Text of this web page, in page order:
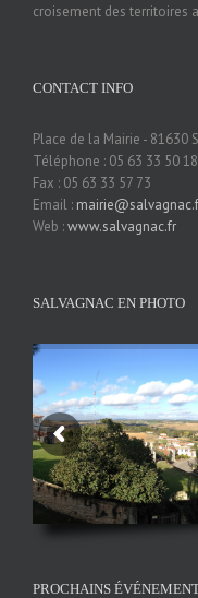
croisement des territoires
CONTACT INFO
Place de la Mairie - 81630
Téléphone : 05 63 33 50 18
Fax : 05 63 33 57 73
Email :
Web :www.salvagnac.fr
SALVAGNAC EN PHOTO
PROCHAINS